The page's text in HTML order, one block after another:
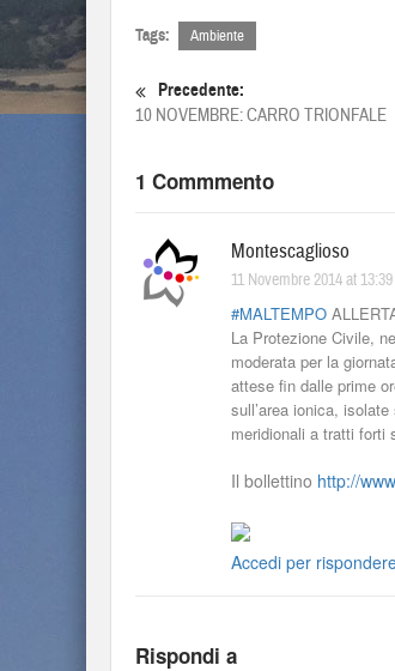
Tags: Ambiente
Precedente:
10 NOVEMBRE: CARRO TRIONFALE
1 Commmento
Montescaglioso
11 Novembre 2014 at 13:39
#MALTEMPO
La Protezione Civile,
moderata per la
attese fin dalle prime
sull’area ionica,
meridionali a tratti forti
Il bollettino http://
Accedi per
Rispondi a